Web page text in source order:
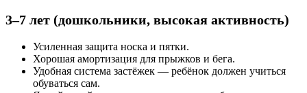
3–7 лет (дошкольники, высокая активность)
Усиленная защита носка и пятки.
Хорошая амортизация для прыжков и бега.
Удобная система застёжек — ребёнок должен учиться
обуваться сам.